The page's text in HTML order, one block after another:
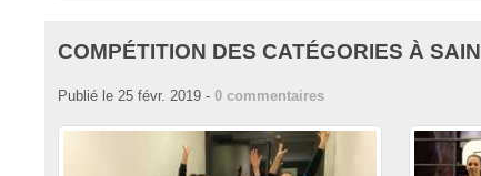
COMPÉTITION DES CATÉGORIES À
Publié le 25 févr. 2019 - 0 commentaires